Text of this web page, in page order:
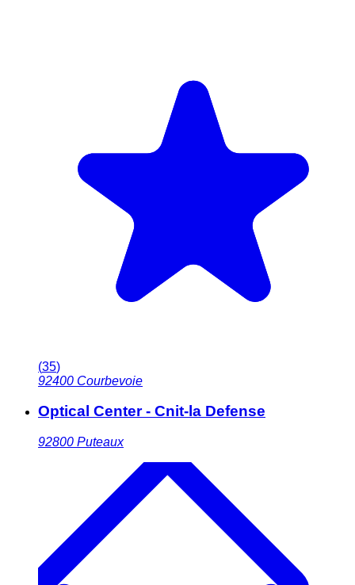
(35)
92400 Courbevoie
Optical Center - Cnit-la Defense
92800 Puteaux